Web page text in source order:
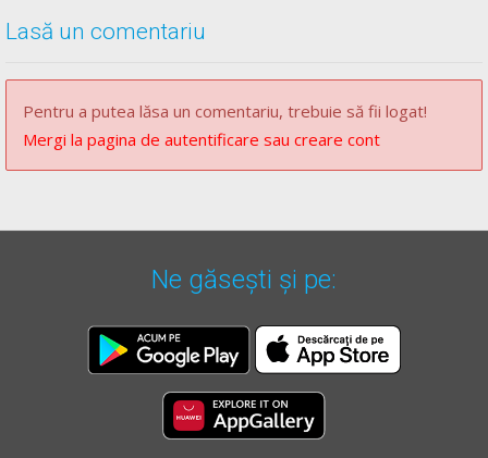
(3)Se exceptează de la prevederile alin. (2):
în misiuni care au caracter de urgență;
b)conducătorii autovehiculelor care folosesc acest
REGULAMENT de aplicare a OUG 195/2002
(Regulamentul codului rutier)
Lasă un comentariu
Pentru a putea lăsa un comentariu, trebuie să fii logat!
Mergi la pagina de autentificare sau creare cont
Ne găsești și pe: